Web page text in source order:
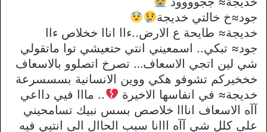
جود≈خ خالتي خديجة
خديجة≈ طايحة ع الارض..ءاا اناا خخلاص ءاا
جود≈ تبكي.. اسمعيني انتي حتعيشي توا ماتقولي
شي لين اتجي الاسعاف… تصرخ اتصلوو بالاسعاف
خخخيركم تشوفو هكي ووين الانسانية بسسسرعة
خديجة≈ في انفاسها الاخيرة
.. مااا فيي دااعي
آآه الاسعاف انااا خلاصص بسس نبيك تسامحيني
على كلل شي آآه ااانا سبب الحاال الى انتيي فيه